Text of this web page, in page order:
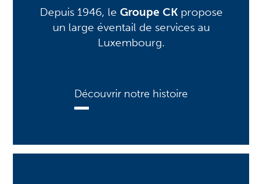
Depuis 1946, le Groupe CKpropose
un large éventail de services au
Luxembourg.
Découvrir notre histoire